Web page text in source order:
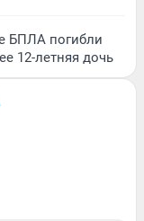
БПЛА погибли
12-летняя дочь